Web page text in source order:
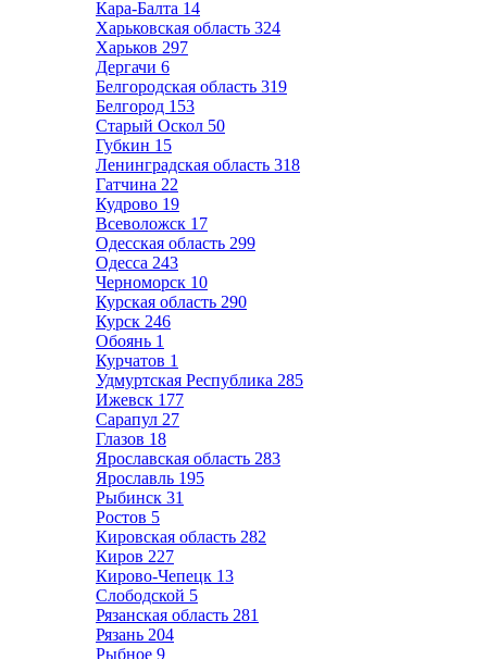
Кара-Балта 14
Харьковская область 324
Харьков 297
Дергачи 6
Белгородская область 319
Белгород 153
Старый Оскол 50
Губкин 15
Ленинградская область 318
Гатчина 22
Кудрово 19
Всеволожск 17
Одесская область 299
Одесса 243
Черноморск 10
Курская область 290
Курск 246
Обоянь 1
Курчатов 1
Удмуртская Республика 285
Ижевск 177
Сарапул 27
Глазов 18
Ярославская область 283
Ярославль 195
Рыбинск 31
Ростов 5
Кировская область 282
Киров 227
Кирово-Чепецк 13
Слободской 5
Рязанская область 281
Рязань 204
Рыбное 9